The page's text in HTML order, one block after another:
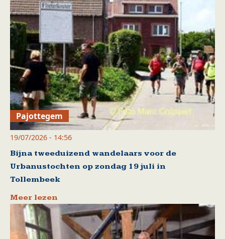
Pajottegem
19/07/2026 - 14:56
Bijna tweeduizend wandelaars voor de
Urbanustochten op zondag 19 juli in
Tollembeek
Meer lezen